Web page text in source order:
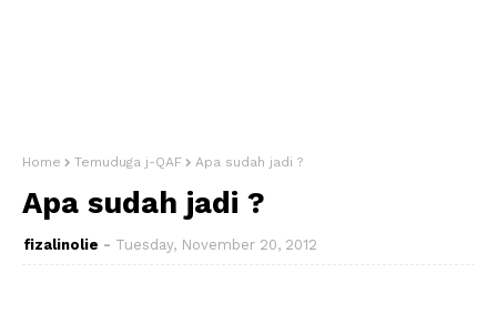
Home Temuduga j-QAF Apa sudah jadi ?
Apa sudah jadi ?
fizalinolie Tuesday, November 20, 2012